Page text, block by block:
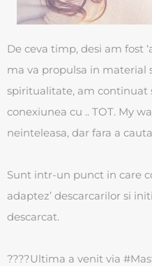
De ceva timp, desi am fost
ma va propulsa in material
spiritualitate, am continuat
conexiunea cu .. TOT. My
neinteleasa, dar fara a
Sunt intr-un punct in care
adaptez’ descarcarilor si
descarcat.
????Ultima a venit via